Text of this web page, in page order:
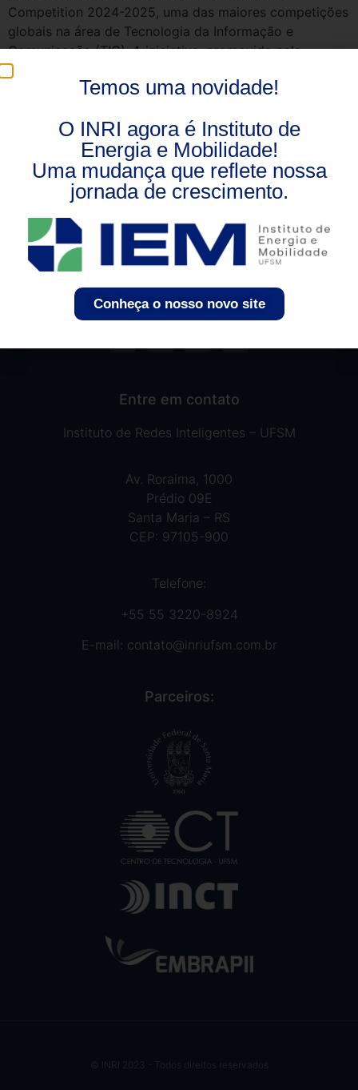
Competition 2024-2025, uma das maiores competições
globais na área de Tecnologia da Informação e
Comunicação (TIC). A iniciativa, promovida pela
Huawei, busca identificar e capacitar talentos
universitários, oferecendo oportunidades de
Redes, Cloud Computing, Inteligência Artificial e Big
Data. A competição é […]
Entre em contato
Instituto de Redes Inteligentes – UFSM
Av. Roraima, 1000
Prédio 09E
Santa Maria – RS
CEP: 97105-900
Telefone:
+55 55 3220-8924
E-mail: contato@inriufsm.com.br
Parceiros:
© INRI 2023 - Todos direitos reservados
Temos uma novidade!
O INRI agora é Instituto de
Energia e Mobilidade!
Uma mudança que reflete nossa
jornada de crescimento.
Conheça o nosso novo site